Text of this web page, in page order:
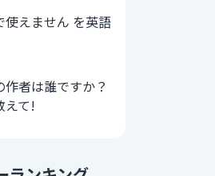
使えません を英語
作者は誰ですか？
えて!